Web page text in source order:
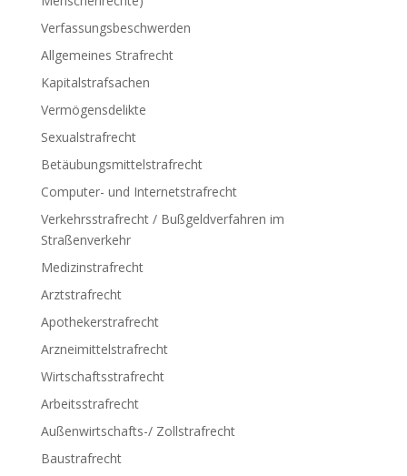
Verfassungsbeschwerden
Allgemeines Strafrecht
Kapitalstrafsachen
Vermögensdelikte
Sexualstrafrecht
Betäubungsmittelstrafrecht
Computer- und Internetstrafrecht
Verkehrsstrafrecht / Bußgeldverfahren im
Straßenverkehr
Medizinstrafrecht
Arztstrafrecht
Apothekerstrafrecht
Arzneimittelstrafrecht
Wirtschaftsstrafrecht
Arbeitsstrafrecht
Außenwirtschafts-/ Zollstrafrecht
Baustrafrecht